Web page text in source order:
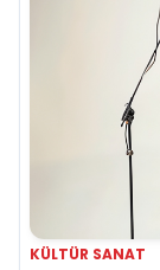
KÜLTÜR SANAT